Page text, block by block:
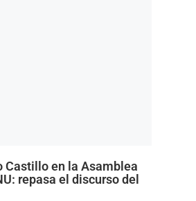
Castillo en la Asamblea
repasa el discurso del